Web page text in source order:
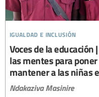
igualdad e inclusión
Voces de la educación
las mentes para
mantener a las niñas
Ndakaziva Masinire